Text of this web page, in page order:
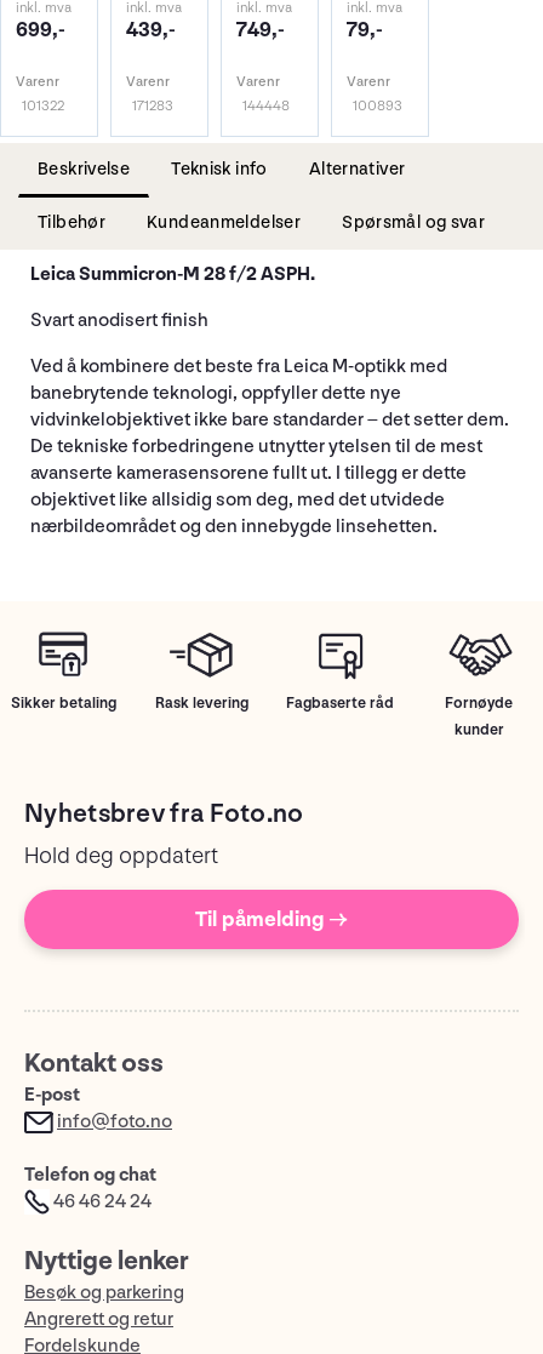
inkl. mva
699,-
Varenr
101322
inkl. mva
439,-
Varenr
171283
inkl. mva
749,-
Varenr
144448
inkl. mva
79,-
Varenr
100893
Beskrivelse Teknisk info Alternativer
Tilbehør Kundeanmeldelser Spørsmål og svar
Leica Summicron-M 28 f/2 ASPH.
Svart anodisert finish
Ved å kombinere det beste fra Leica M-optikk med
banebrytende teknologi, oppfyller dette nye
vidvinkelobjektivet ikke bare standarder – det setter dem.
De tekniske forbedringene utnytter ytelsen til de mest
avanserte kamerasensorene fullt ut. I tillegg er dette
objektivet like allsidig som deg, med det utvidede
nærbildeområdet og den innebygde linsehetten.
Sikker betaling Rask levering Fagbaserte råd
Fornøyde
kunder
Nyhetsbrev fra Foto.no
Hold deg oppdatert
Til påmelding →
Kontakt oss
E-post
info@foto.no
Telefon og chat
46 46 24 24
Nyttige lenker
Besøk og parkering
Angrerett og retur
Fordelskunde